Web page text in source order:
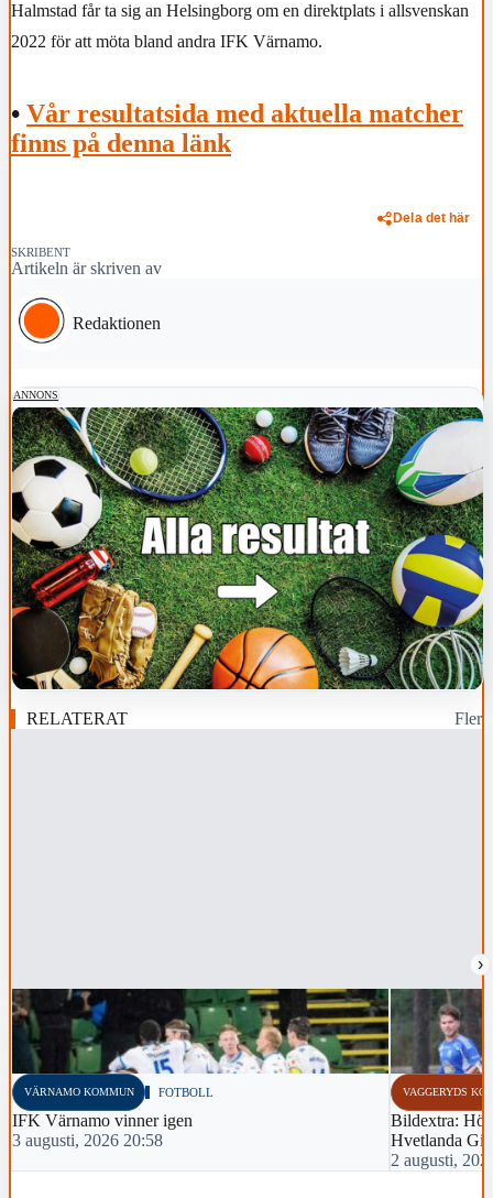
Halmstad får ta sig an Helsingborg om en direktplats i allsvenskan
2022 för att möta bland andra IFK Värnamo.
• Vår resultatsida med aktuella matcher
finns på denna länk
Dela det här
SKRIBENT
Artikeln är skriven av
Redaktionen
ANNONS
RELATERAT Fler
›
VÄRNAMO KOMMUN FOTBOLL
IFK Värnamo vinner igen
3 augusti, 2026 20:58
VAGGERYDS
Bildextra:
Hvetlanda Gif
2 augusti,